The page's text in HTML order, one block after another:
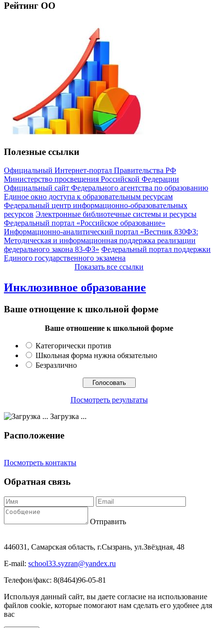
Рейтинг ОО
Полезные ссылки
Официальный Интернет-портал Правительства РФ
Министерство просвещения Российской Федерации
Официальный сайт Федерального агентства по образованию
Единое окно доступа к образовательным ресурсам
Федеральный центр информационно-образовательных
ресурсов Электронные библиотечные системы и ресурсы
Федеральный портал «Российское образование»
Информационно-аналитический портал «Вестник 830ФЗ:
Методическая и информационная поддержка реализации
федерального закона 83-ФЗ» Федеральный портал поддержки
Единого государственного экзамена
Показать все ссылки
Инклюзивное образование
Ваше отнощение к школьной форме
Ваше отношение к школьной форме
Категорически против
Школьная форма нужна обязательно
Безразлично
Посмотреть результаты
Загрузка ...
Расположение
Посмотреть контакты
Обратная связь
Отправить
446031, Самарская область, г.Сызрань, ул.Звёздная, 48
E-mail: school33.syzran@yandex.ru
Телефон/факс: 8(8464)96-05-81
Используя данный сайт, вы даете согласие на использование
файлов cookie, которые помогают нам сделать его удобнее для
вас